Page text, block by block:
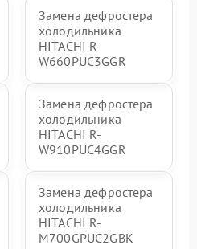
Замена дефростера
холодильника
HITACHI R-
W660PUC3GGR
Замена дефростера
холодильника
HITACHI R-
W910PUC4GGR
Замена дефростера
холодильника
HITACHI R-
M700GPUC2GBK